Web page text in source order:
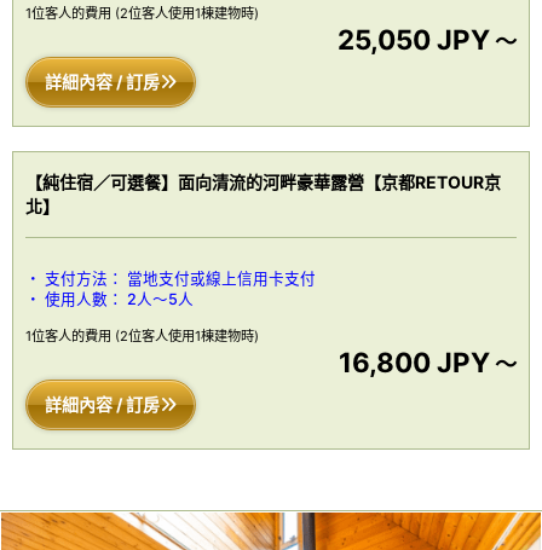
1位客人的費用 (2位客人使用1棟建物時)
25,050 JPY～
詳細內容 / 訂房
【純住宿／可選餐】面向清流的河畔豪華露營【京都RETOUR京
北】
支付方法：
當地支付或線上信用卡支付
使用人數：
2人～5人
1位客人的費用 (2位客人使用1棟建物時)
16,800 JPY～
詳細內容 / 訂房